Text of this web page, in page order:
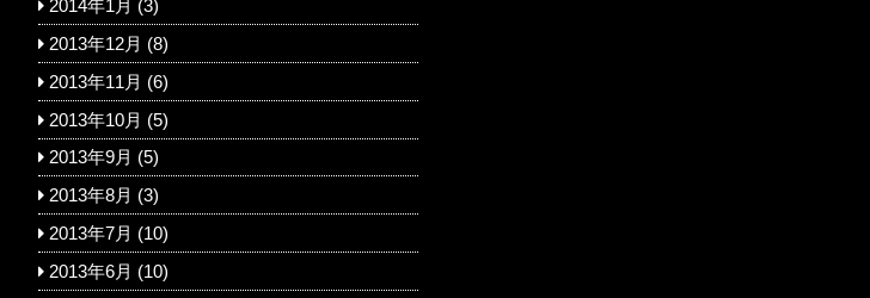
2014年1月 (3)
2013年12月 (8)
2013年11月 (6)
2013年10月 (5)
2013年9月 (5)
2013年8月 (3)
2013年7月 (10)
2013年6月 (10)